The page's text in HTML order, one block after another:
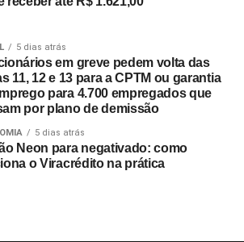
5 dias atrás
em greve pedem volta das
11, 12 e 13 para a CPTM ou garantia
para 4.700 empregados que
por plano de demissão
5 dias atrás
Neon para negativado: como
o Viracrédito na prática